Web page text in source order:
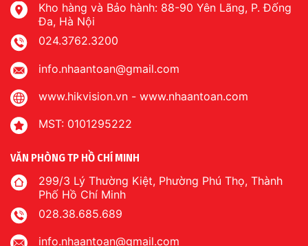
Kho hàng và Bảo hành: 88-90 Yên Lãng, P. Đống
Đa, Hà Nội
024.3762.3200
info.nhaantoan@gmail.com
www.hikvision.vn - www.nhaantoan.com
MST: 0101295222
VĂN PHÒNG TP HỒ CHÍ MINH
299/3 Lý Thường Kiệt, Phường Phú Thọ, Thành
Phố Hồ Chí Minh
028.38.685.689
info.nhaantoan@gmail.com